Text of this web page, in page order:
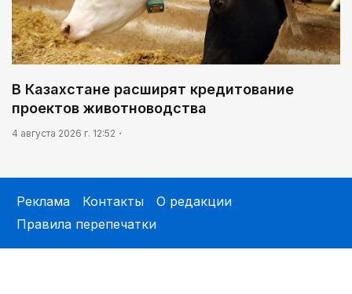
В Казахстане расширят кредитование
проектов животноводства
4 августа 2026 г. 12:52
Реклама Контакты
О редакции
Правила перепечатки